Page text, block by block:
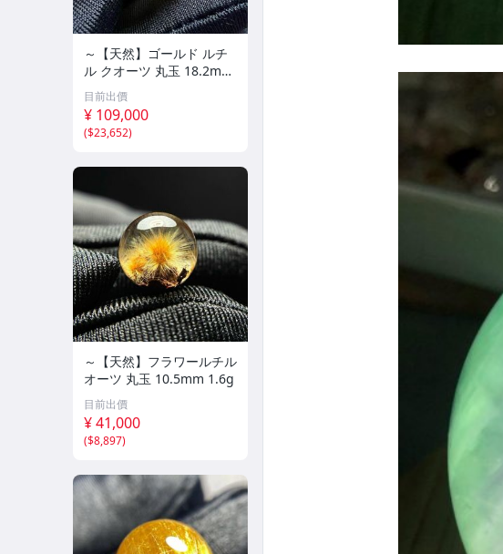
～【天然】ゴールド ルチ
ル クオーツ 丸玉 18.2mm
8.5g
目前出價
¥ 109,000
($23,652)
～【天然】フラワールチル
オーツ 丸玉 10.5mm 1.6g
目前出價
¥ 41,000
($8,897)